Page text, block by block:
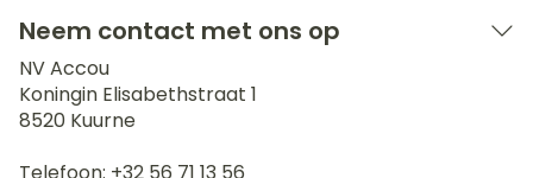
Neem contact met ons op
NV Accou
Koningin Elisabethstraat 1
8520 Kuurne